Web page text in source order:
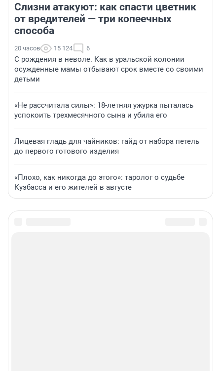
Слизни атакуют: как спасти цветник
от вредителей — три копеечных
способа
20 часов 15 124 6
С рождения в неволе. Как в уральской колонии
осужденные мамы отбывают срок вместе со своими
детьми
«Не рассчитала силы»: 18-летняя ужурка пыталась
успокоить трехмесячного сына и убила его
Лицевая гладь для чайников: гайд от набора петель
до первого готового изделия
«Плохо, как никогда до этого»: таролог о судьбе
Кузбасса и его жителей в августе